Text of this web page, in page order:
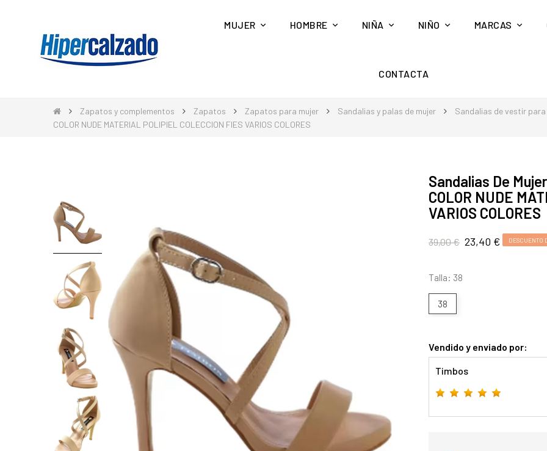
MUJER HOMBRE NIÑA NIÑO MARCAS
CONTACTA
Zapatos y complementos Zapatos Zapatos para mujer Sandalias y palas de mujer Sandalias de vestir para
COLOR NUDE MATERIAL POLIPIEL COLECCION FIES VARIOS COLORES
Sandalias De
COLOR NUDE
VARIOS COLORES
39,00 € 23,40 € DESCUENTO
Talla: 38
38
Vendido y enviado por:
Timbos